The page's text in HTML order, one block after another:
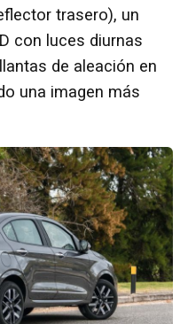
trasero), un
con luces diurnas
de aleación en
una imagen más